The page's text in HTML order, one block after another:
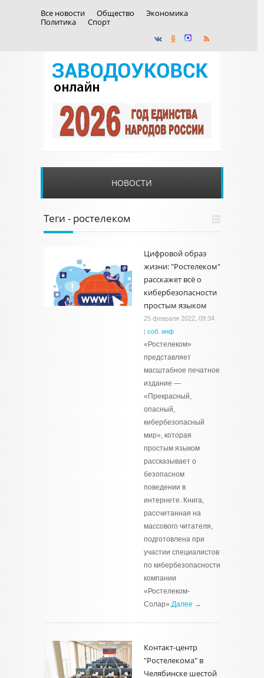
Все новости Общество
Экономика
Политика
Спорт
НОВОСТИ
Теги - ростелеком
Цифровой образ
жизни: "Ростелеком"
расскажет всё о
кибербезопасности
простым языком
25 февраля 2022, 09:34
| соб. инф
«Ростелеком»
представляет
масштабное печатное
издание —
«Прекрасный,
опасный,
кибербезопасный
мир», которая
простым языком
рассказывает о
безопасном
поведении в
интернете. Книга,
рассчитанная на
массового читателя,
подготовлена при
участии специалистов
по кибербезопасности
компании
«Ростелеком-
Солар».Далее →
Контакт-центр
"Ростелекома" в
Челябинске шестой